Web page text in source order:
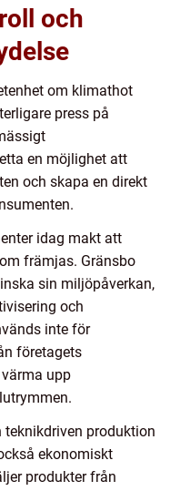
och
om klimathot
press på
en möjlighet att
och skapa en direkt
idag makt att
främjas. Gränsbo
sin miljöpåverkan,
och
inte för
företagets
upp
teknikdriven produktion
ekonomiskt
produkter från